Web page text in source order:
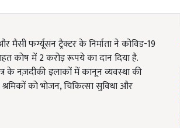
फर्ग्यूसन ट्रैक्टर के निर्माता ने कोविड-19
कोष में 2 करोड़ रूपये का दान दिया है.
के नज़दीकी इलाकों में कानून व्यवस्था की
को भोजन, चिकित्सा सुविधा और